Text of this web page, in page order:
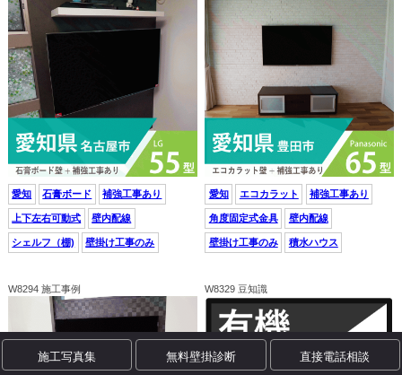
愛知 石膏ボード 補強工事あり
上下左右可動式 壁内配線
シェルフ（棚) 壁掛け工事のみ
愛知 エコカラット 補強工事あり
角度固定式金具 壁内配線
壁掛け工事のみ 積水ハウス
W8294 施工事例 W8329 豆知識
施工写真集 無料壁掛診断 直接電話相談